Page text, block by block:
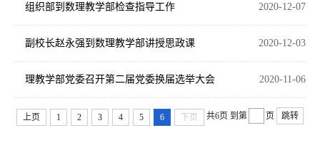
2020-12-07
组织部到数理教学部检查指导工作
2020-12-03
副校长赵永强到数理教学部讲授思政课
2020-11-06
理教学部党委召开第二届党委换届选举大会
上页 1 2 3 4 5 6 下页 共6页 到第 页 跳转